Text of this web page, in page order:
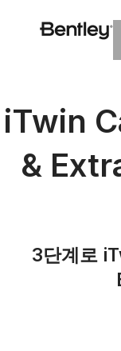
iTwin
&
3단계로